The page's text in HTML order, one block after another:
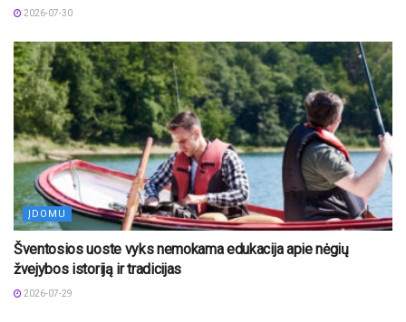
2026-07-30
ĮDOMU
Šventosios uoste vyks nemokama edukacija apie nėgių
žvejybos istoriją ir tradicijas
2026-07-29